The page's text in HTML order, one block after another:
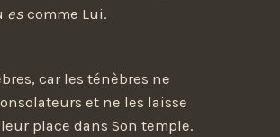
es comme Lui.
car les ténèbres ne
et ne les laisse
place dans Son temple.